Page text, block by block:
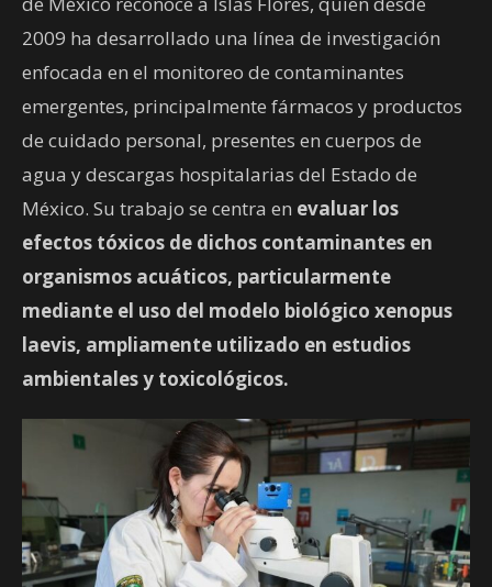
2009 ha desarrollado una línea de investigación
enfocada en el monitoreo de contaminantes
emergentes, principalmente fármacos y productos
de cuidado personal, presentes en cuerpos de
agua y descargas hospitalarias del Estado de
México. Su trabajo se centra en evaluar los
efectos tóxicos de dichos contaminantes en
organismos acuáticos, particularmente
mediante el uso del modelo biológico xenopus
laevis, ampliamente utilizado en estudios
ambientales y toxicológicos.